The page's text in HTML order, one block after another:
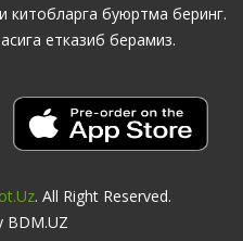
китобларга буюртма беринг.
етказиб берамиз.
. All Right Reserved.
BDM.UZ